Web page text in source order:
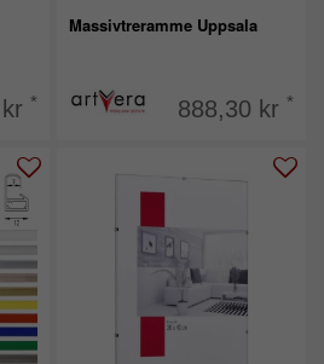
*
Massivtreramme Uppsala
888,30 kr *